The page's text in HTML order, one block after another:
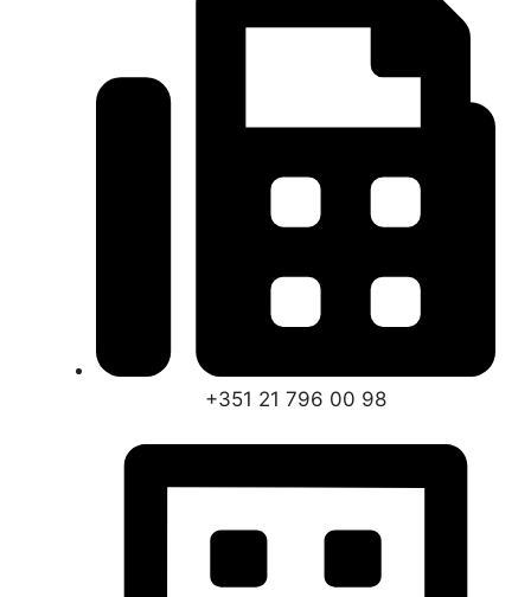
+351 21 796 00 98